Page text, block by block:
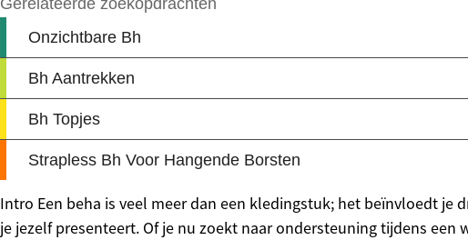
Intro Een beha is veel meer dan een kledingstuk; het beïnvloedt je
je jezelf presenteert. Of je nu zoekt naar ondersteuning tijdens een